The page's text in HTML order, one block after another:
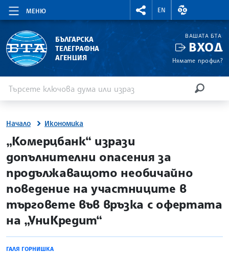
МЕНЮ
RIGHTMENU.SOCIAL
EN
ВАЛУТНИ
БЪЛГАРСКА
ТЕЛЕГРАФНА
АГЕНЦИЯ
ВАШАТА БТА
ВХОД
Нямате профил?
Начало Икономика
site.bta
„Комерцбанк“ изрази
допълнителни опасения за
продължаващото необичайно
поведение на участниците в
търговете във връзка с офертата
на „УниКредит“
ГАЛЯ ГОРНИШКА